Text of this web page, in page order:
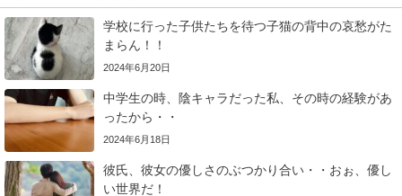
学校に行った子供たちを待つ子猫の背中の哀愁がた
まらん！！
2024年6月20日
中学生の時、陰キャラだった私、その時の経験があ
ったから・・
2024年6月18日
彼氏、彼女の優しさのぶつかり合い・・おぉ、優し
い世界だ！